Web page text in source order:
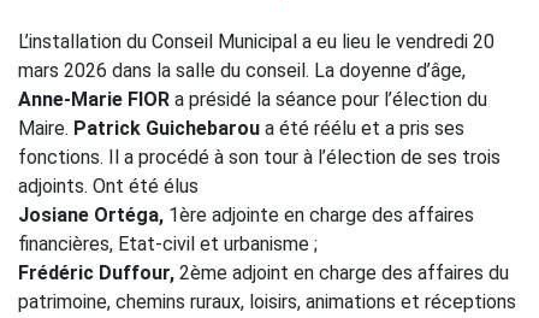
L’installation du Conseil Municipal a eu lieu le vendredi 20
mars 2026 dans la salle du conseil. La doyenne d’âge,
Anne-Marie FIOR a présidé la séance pour l’élection du
Maire. Patrick Guichebarou a été réélu et a pris ses
fonctions. Il a procédé à son tour à l’élection de ses trois
adjoints. Ont été élus
Josiane Ortéga, 1ère adjointe en charge des affaires
financières, Etat-civil et urbanisme ;
Frédéric Duffour, 2ème adjoint en charge des affaires du
patrimoine, chemins ruraux, loisirs, animations et réceptions